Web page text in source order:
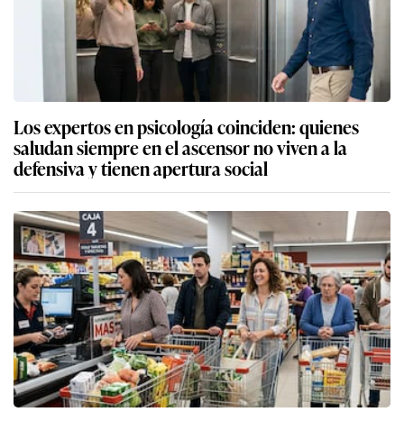
Los expertos en psicología coinciden: quienes
saludan siempre en el ascensor no viven a la
defensiva y tienen apertura social